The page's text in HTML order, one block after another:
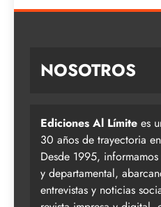
NOSOTROS
Ediciones Al Límite es
30 años de trayectoria
Desde 1995,
y departamental,
entrevistas y noticias